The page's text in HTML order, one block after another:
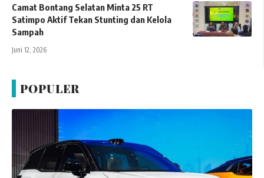
Camat Bontang Selatan Minta 25 RT
Satimpo Aktif Tekan Stunting dan Kelola
Sampah
Juni 12, 2026
POPULER